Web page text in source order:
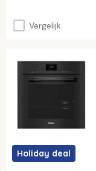
Vergelijk
Holiday deal